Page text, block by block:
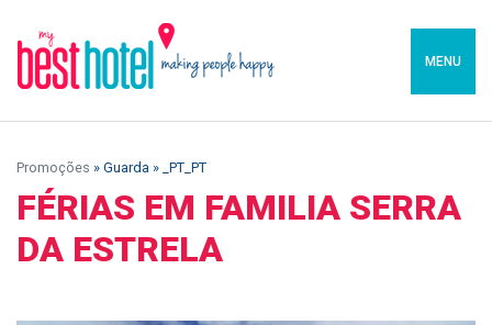
MENU
Promoções » Guarda » _PT_PT
FÉRIAS EM FAMILIA SERRA
DA ESTRELA